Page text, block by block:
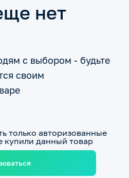
нет
с выбором - будьте
своим
только авторизованные
купили данный товар